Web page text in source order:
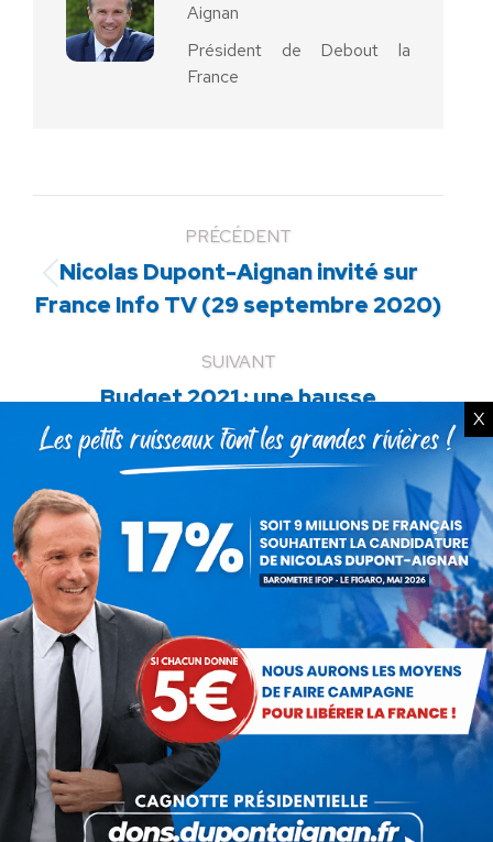
Aignan
Président de Debout la
France
PRÉCÉDENT
Article
précédent
Nicolas Dupont-Aignan invité sur
France Info TV (29 septembre 2020)
SUIVANT
Article
suivant
Budget 2021 : une hausse
scandaleuse de 25% de la facture
européenne pour les Français !
ARTICLES LIÉS
Présomption de légitimité de
l’usage des armes par les
forces de l’ordre
31 juillet 2026
Lorsque tout flambe et que
l’État s’affaisse.
X